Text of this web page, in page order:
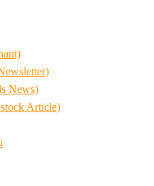
News)
Article)